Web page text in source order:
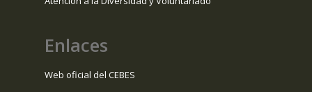
Enlaces
Web oficial del CEBES